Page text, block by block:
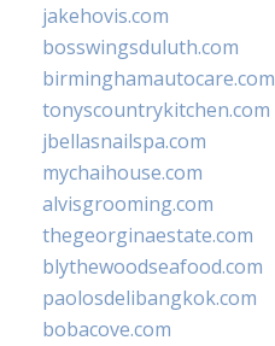
jakehovis.com
bosswingsduluth.com
birminghamautocare.com
tonyscountrykitchen.com
jbellasnailspa.com
mychaihouse.com
alvisgrooming.com
thegeorginaestate.com
blythewoodseafood.com
paolosdelibangkok.com
bobacove.com